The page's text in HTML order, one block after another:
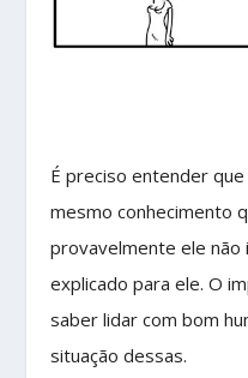
É preciso entender
mesmo conhecimento
provavelmente ele
explicado para ele. O
saber lidar com bom
situação dessas.